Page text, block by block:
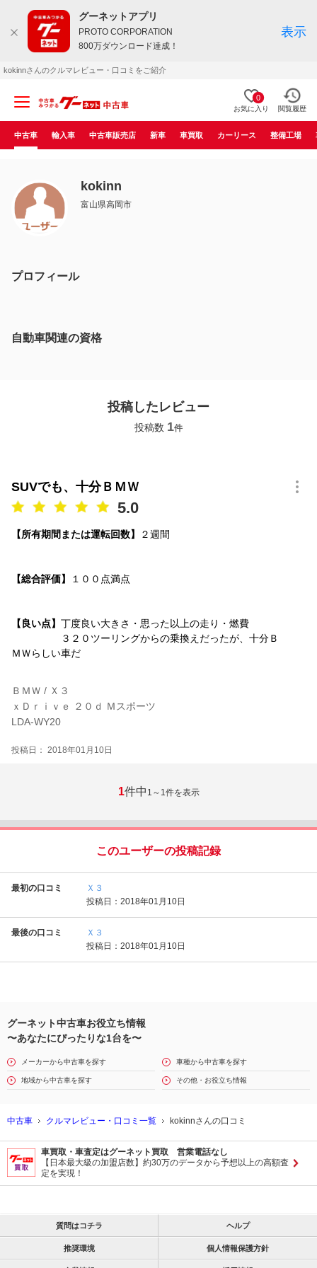
グーネットアプリ
PROTO CORPORATION
800万ダウンロード達成！
表示
kokinnさんのクルマレビュー・口コミをご紹介
0
お気に入り 閲覧履歴
中古車 輸入車 中古車販売店 新車 車買取 カーリース 整備工場
kokinn
富山県高岡市
プロフィール
自動車関連の資格
投稿したレビュー
投稿数 1件
SUVでも、十分ＢＭＷ
5.0
【所有期間または運転回数】 ２週間
【総合評価】 １００点満点
【良い点】 丁度良い大きさ・思った以上の走り・燃費
３２０ツーリングからの乗換えだったが、十分Ｂ
ＭＷらしい車だ
ＢＭＷ / Ｘ３
ｘＤｒｉｖｅ ２０ｄ Ｍスポーツ
LDA-WY20
投稿日： 2018年01月10日
1件中 1～1件を表示
このユーザーの投稿記録
最初の口コミ
Ｘ３
投稿日：2018年01月10日
最後の口コミ
Ｘ３
投稿日：2018年01月10日
グーネット中古車お役立ち情報
〜あなたにぴったりな1台を〜
メーカーから中古車を探す 車種から中古車を探す
地域から中古車を探す その他・お役立ち情報
中古車 クルマレビュー・口コミ一覧 kokinnさんの口コミ
車買取・車査定はグーネット買取 営業電話なし
【日本最大級の加盟店数】約30万のデータから予想以上の高額査
定を実現！
質問はコチラ ヘルプ
推奨環境 個人情報保護方針